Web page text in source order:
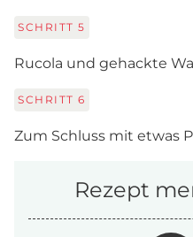
SCHRITT 5
Rucola und gehackte
SCHRITT 6
Zum Schluss mit etwas
Rezept